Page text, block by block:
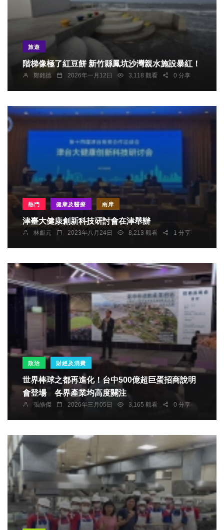
旅遊
階梯像極了紅豆餅 新竹縣鳳坑沙灣親水施設暴紅！
鄭銘德 2026年一月12日 3,118 觀看 0 分享
熱門 健康及醫療 兩岸
津臺大健康創新科技研討會在津舉辦
林獻元 2023年八月24日 8,213 觀看 1 分享
政治 財經及消費
世界棒球之都再進化！台中500億超巨蛋招商說明
會登場 各界產業均高度關注
張皓傑 2026年三月05日 3,165 觀看 0 分享